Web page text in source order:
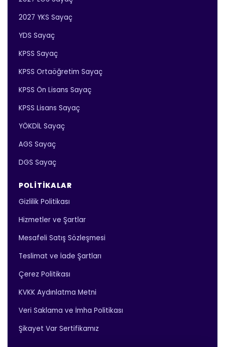
2027 YKS Sayaç
YDS Sayaç
KPSS Sayaç
KPSS Ortaöğretim Sayaç
KPSS Ön Lisans Sayaç
KPSS Lisans Sayaç
YÖKDİL Sayaç
AGS Sayaç
DGS Sayaç
POLITIKALAR
Gizlilik Politikası
Hizmetler ve Şartlar
Mesafeli Satış Sözleşmesi
Teslimat ve İade Şartları
Çerez Politikası
KVKK Aydınlatma Metni
Veri Saklama ve İmha Politikası
Şikayet Var Sertifikamız